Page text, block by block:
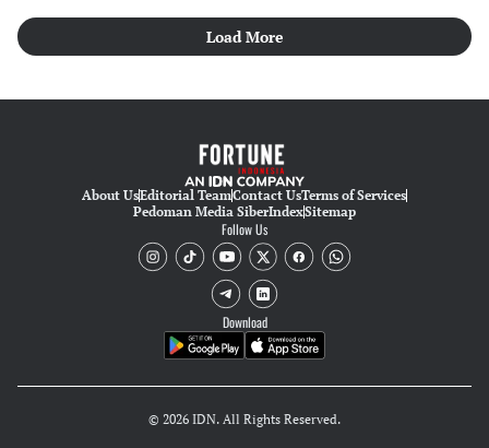
Load More
About UsEditorial TeamContact UsTerms of Services
Pedoman Media SiberIndexSitemap
Follow Us
Download
© 2026 IDN. All Rights Reserved.